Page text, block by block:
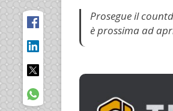
Prosegue il
è prossima ad